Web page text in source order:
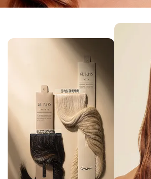
En cochant cette case, vous consentez à recevoir nos
email indiqué ci-dessus. Vous pouvez vous désinscrire à tout
Inscription